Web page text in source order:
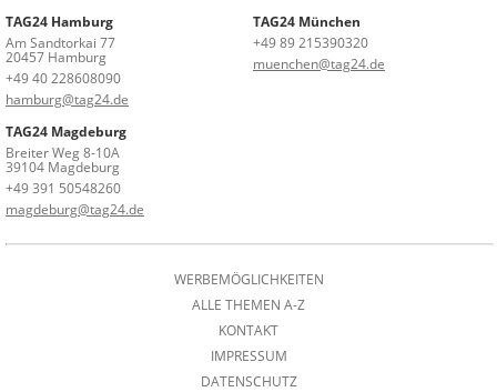
TAG24 Hamburg
Am Sandtorkai 77
20457 Hamburg
+49 40 228608090
hamburg@tag24.de
TAG24 München
+49 89 215390320
muenchen@tag24.de
TAG24 Magdeburg
Breiter Weg 8-10A
39104 Magdeburg
+49 391 50548260
magdeburg@tag24.de
WERBEMÖGLICHKEITEN
ALLE THEMEN A-Z
KONTAKT
IMPRESSUM
DATENSCHUTZ